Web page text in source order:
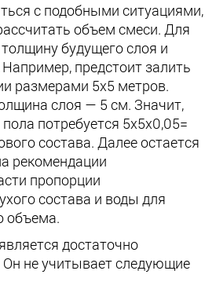
с подобными ситуациями,
объем смеси. Для
будущего слоя и
предстоит залить
размерами 5х5 метров.
слоя — 5 см. Значит,
потребуется 5х5х0,05=
состава. Далее остается
рекомендации
пропорции
состава и воды для
объема.
достаточно
не учитывает следующие